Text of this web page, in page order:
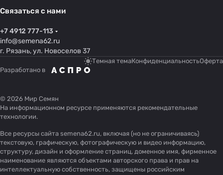
Связаться с нами
+7 4912 777-113
info@semena62.ru
г. Рязань, ул. Новоселов 37
Темная темаКонфиденциальностьОферта
Разработано в
© 2026 Мир Семян
На информационном ресурсе применяются рекомендательные
технологии.
Все ресурсы сайта semena62.ru, включая (но не ограничиваясь)
текстовую, графическую, фотографическую и видео информацию,
структуру, дизайн и оформление страниц, доменное имя, фирменное
наименование являются объектами авторского права и прав на
интеллектуальную собственность, защищены российским